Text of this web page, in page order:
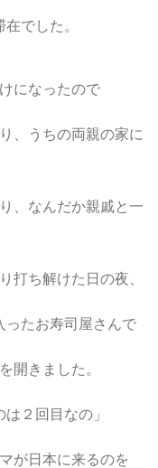
でした。
になったので
、うちの両親の家に
、なんだか親戚と一
打ち解けた日の夜、
ったお寿司屋さんで
開きました。
２回目なの」
が日本に来るのを